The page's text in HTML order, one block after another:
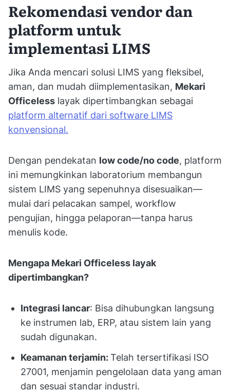
Rekomendasi vendor dan
platform untuk
implementasi LIMS
Jika Anda mencari solusi LIMS yang fleksibel,
aman, dan mudah diimplementasikan, Mekari
Officeless layak dipertimbangkan sebagai
platform alternatif dari software LIMS
konvensional.
Dengan pendekatan low code/no code, platform
ini memungkinkan laboratorium membangun
sistem LIMS yang sepenuhnya disesuaikan—
mulai dari pelacakan sampel, workflow
pengujian, hingga pelaporan—tanpa harus
menulis kode.
Mengapa Mekari Officeless layak
dipertimbangkan?
Integrasi lancar: Bisa dihubungkan langsung
ke instrumen lab, ERP, atau sistem lain yang
sudah digunakan.
Keamanan terjamin:Telah tersertifikasi ISO
27001, menjamin pengelolaan data yang aman
dan sesuai standar industri.